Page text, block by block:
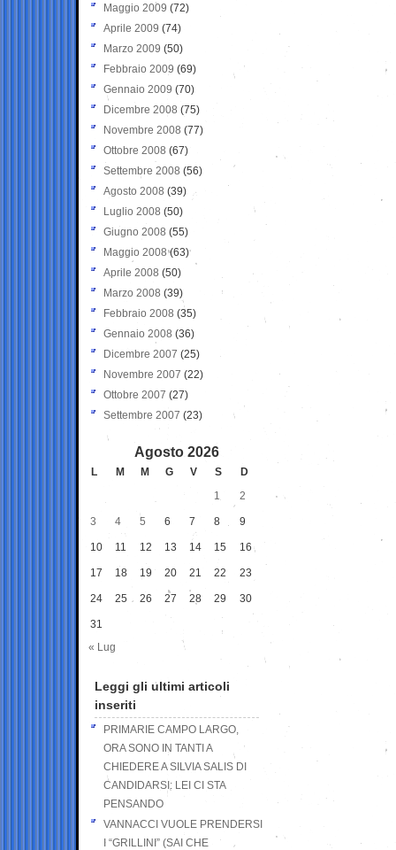
Maggio 2009 (72)
Aprile 2009 (74)
Marzo 2009 (50)
Febbraio 2009 (69)
Gennaio 2009 (70)
Dicembre 2008 (75)
Novembre 2008 (77)
Ottobre 2008 (67)
Settembre 2008 (56)
Agosto 2008 (39)
Luglio 2008 (50)
Giugno 2008 (55)
Maggio 2008(63)
Aprile 2008 (50)
Marzo 2008 (39)
Febbraio 2008 (35)
Gennaio 2008 (36)
Dicembre 2007 (25)
Novembre 2007 (22)
Ottobre 2007 (27)
Settembre 2007 (23)
Agosto 2026
L M M G V S
D
1
2
3 4 5 6 7 8 9
10 11 12 13 14 15 16
17 18 19 20 21 22 23
24 25 26 27 28 29 30
31
« Lug
Leggi gli ultimi articoli
inseriti
PRIMARIE CAMPO LARGO,
ORA SONO IN TANTI A
CHIEDERE A SILVIA SALIS DI
CANDIDARSI: LEI CI STA
PENSANDO
VANNACCI VUOLE PRENDERSI
I “GRILLINI” (SAI CHE